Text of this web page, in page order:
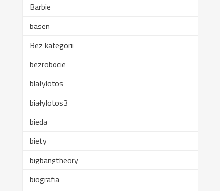
Barbie
basen
Bez kategorii
bezrobocie
białylotos
białylotos3
bieda
biety
bigbangtheory
biografia